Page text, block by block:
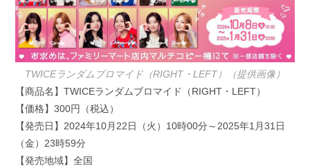
TWICEランダムブロマイド（RIGHT・LEFT）（提供画像）
【商品名】TWICEランダムブロマイド（RIGHT・LEFT）
【価格】300円（税込）
【発売日】2024年10月22日（火）10時00分～2025年1月31日
（金）23時59分
【発売地域】全国